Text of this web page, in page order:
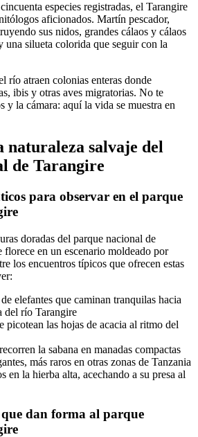
especies registradas, el Tarangire
aficionados. Martín pescador,
sus nidos, grandes cálaos y cálaos
una silueta colorida que seguir con la
río atraen colonias enteras donde
ibis y otras aves migratorias. No te
y la cámara: aquí la vida se muestra en
naturaleza salvaje del
de Tarangire
para observar en el parque
doradas del parque nacional de
florece en un escenario moldeado por
los encuentros típicos que ofrecen estas
elefantes que caminan tranquilas hacia
del río Tarangire
picotean las hojas de acacia al ritmo del
la sabana en manadas compactas
más raros en otras zonas de Tanzania
en la hierba alta, acechando a su presa al
dan forma al parque